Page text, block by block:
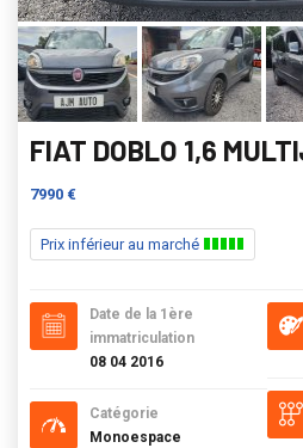
FIAT DOBLO 1,6
7990 €
Prix inférieur au marché
Date de la 1ère
immatriculation
08 04 2016
Catégorie
Monoespace